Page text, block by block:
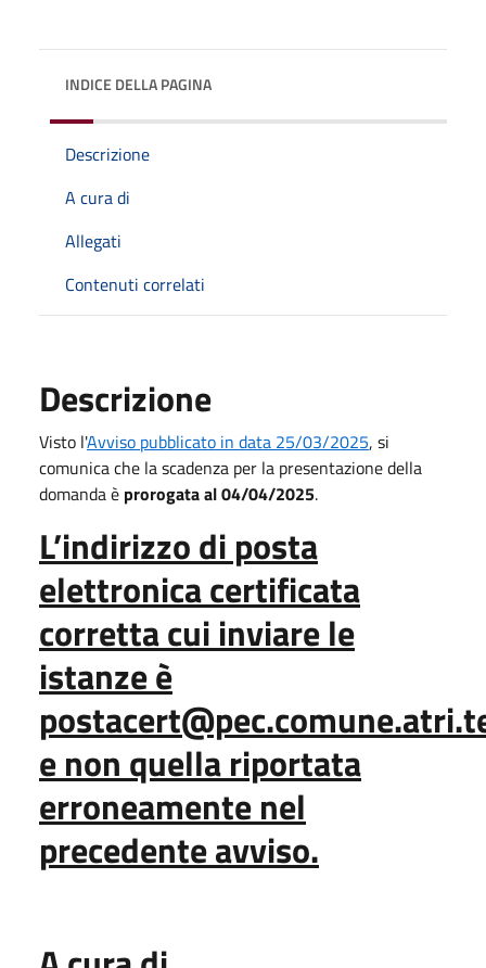
INDICE DELLA PAGINA
Descrizione
A cura di
Allegati
Contenuti correlati
Descrizione
Visto l'Avviso pubblicato in data 25/03/2025, si
comunica che la scadenza per la presentazione della
domanda è prorogata al 04/04/2025.
L’indirizzo di posta
elettronica certificata
corretta cui inviare le
istanze è
e non quella riportata
erroneamente nel
precedente avviso.